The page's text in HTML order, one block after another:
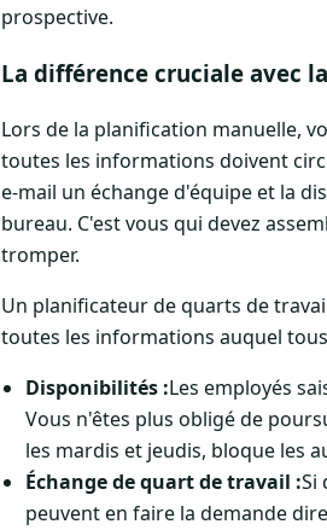
prospective.
La différence cruciale avec
Lors de la planification manuelle,
toutes les informations doivent
e-mail un échange d'équipe et la
bureau. C'est vous qui devez
tromper.
Un planificateur de quarts de
toutes les informations auquel
Disponibilités :Les employés
Vous n'êtes plus obligé de
les mardis et jeudis, bloque les
Échange de quart de travail :Si
peuvent en faire la demande